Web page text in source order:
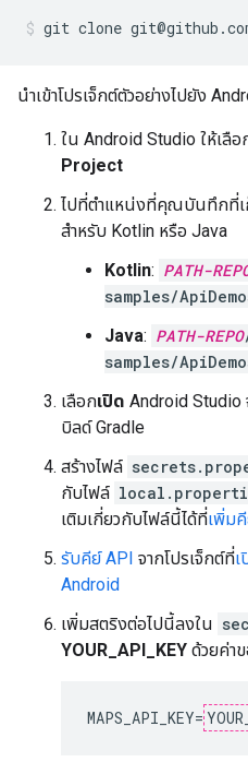
git clone
นำเข้าโปรเจ็กต์ตัวอย่างไปยัง
ใน Android Studio ให้เลือ
Project
ไปที่ตำแหน่งที่คุณบันทึกที่เ
สำหรับ Kotlin หรือ Java
Kotlin: PATH-
samples/
Java: PATH-REPO
samples/
เลือกเปิด Android Studio
บิลด์ Gradle
สร้างไฟล์
กับไฟล์
เติมเกี่ยวกับไฟล์นี้ได้ที่เพิ่ม
รับคีย์ API จากโปรเจ็กต์ที่
Android
เพิ่มสตริงต่อไปนี้ลงใน
YOUR_API_KEY ด้วยค่า
MAPS_API_KEY=